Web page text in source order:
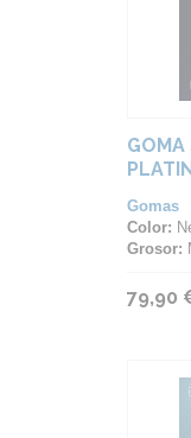
GOMA
Gomas
Color:
Grosor:
79,90